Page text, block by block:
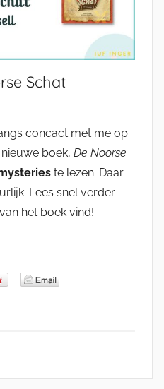
Schat
concact met me op.
boek, De Noorse
te lezen. Daar
Lees snel verder
het boek vind!